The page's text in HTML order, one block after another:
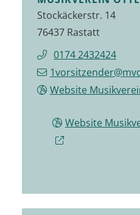
Stockäckerstr. 14
76437 Rastatt
0174 2432424
Website
Website